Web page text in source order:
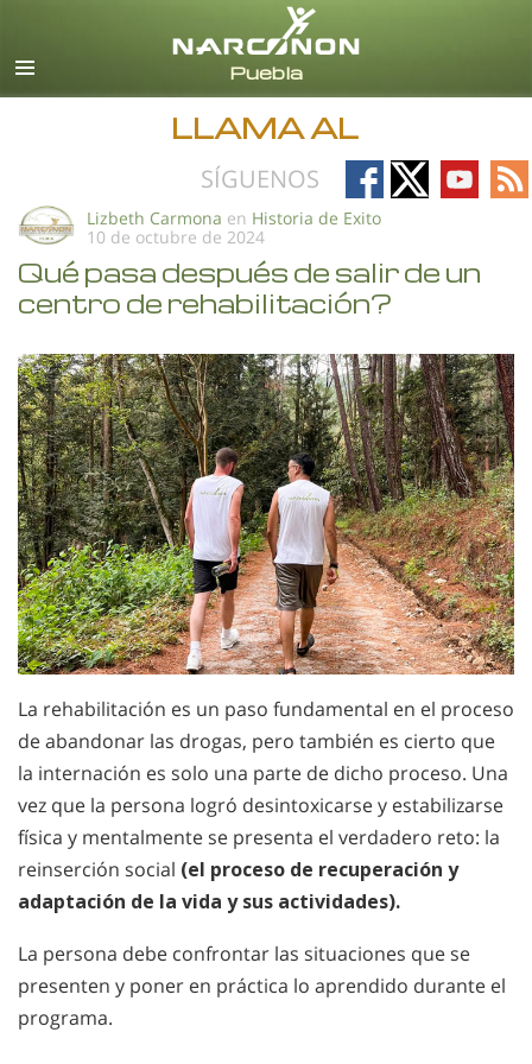
Español
Todas las Regiones/Idiomas
LLAMA AL
SÍGUENOS
Follow
on
Follow
on
Follow
on
on
Lizbeth Carmona en Historia de Exito
10 de octubre de 2024
Qué pasa después de salir de un
centro de rehabilitación?
La rehabilitación es un paso fundamental en el proceso
de abandonar las drogas, pero también es cierto que
la internación es solo una parte de dicho proceso. Una
vez que la persona logró desintoxicarse y estabilizarse
física y mentalmente se presenta el verdadero reto: la
reinserción social (el proceso de recuperación y
adaptación de la vida y sus actividades).
La persona debe confrontar las situaciones que se
presenten y poner en práctica lo aprendido durante el
programa.